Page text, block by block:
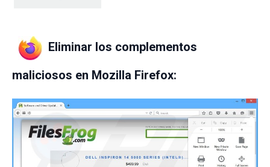
Eliminar los complementos
maliciosos en Mozilla Firefox: